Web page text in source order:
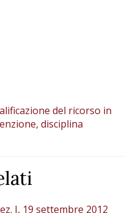
del ricorso in
disciplina
I, 19 settembre 2012